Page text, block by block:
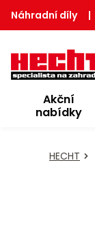
Náhradní díly |
Akční
nabídky
HECHT